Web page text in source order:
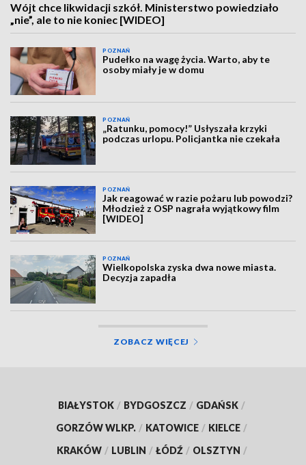
Wójt chce likwidacji szkół. Ministerstwo powiedziało
„nie”, ale to nie koniec [WIDEO]
POZNAŃ
Pudełko na wagę życia. Warto, aby te
osoby miały je w domu
POZNAŃ
„Ratunku, pomocy!” Usłyszała krzyki
podczas urlopu. Policjantka nie czekała
POZNAŃ
Jak reagować w razie pożaru lub powodzi?
Młodzież z OSP nagrała wyjątkowy film
[WIDEO]
POZNAŃ
Wielkopolska zyska dwa nowe miasta.
Decyzja zapadła
ZOBACZ WIĘCEJ
BIAŁYSTOK / BYDGOSZCZ / GDAŃSK /
GORZÓW WLKP. / KATOWICE / KIELCE /
KRAKÓW / LUBLIN / ŁÓDŹ / OLSZTYN /